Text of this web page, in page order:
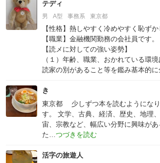
テディ
男 A型 事務系 東京都
【性格】熱しやすく冷めやすく恥ずか
【職業】金融機関勤務の会社員です。
【読メに対しての強い姿勢】
（１）年齢、職業、おかれている環
読家の別があること等を鑑み基本的
き
東京都
少しずつ本を読むようにな
す。
文学、古典、経済、歴史、地理
宙、宗教など、幅広い分野に興味が
た
活字の旅遊人